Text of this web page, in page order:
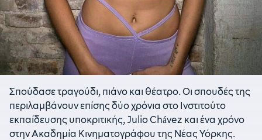
Σπούδασε τραγούδι, πιάνο και θέατρο. Οι σπουδές της
περιλαμβάνουν επίσης δύο χρόνια στο Ινστιτούτο
εκπαίδευσης υποκριτικής, Julio Chávez και ένα χρόνο
στην Ακαδημία Κινηματογράφου της Νέας Υόρκης.